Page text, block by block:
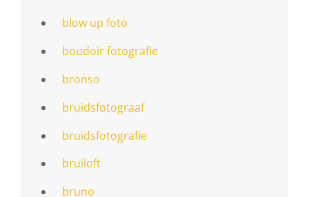
blow up foto
boudoir fotografie
bronso
bruidsfotograaf
bruidsfotografie
bruiloft
bruno